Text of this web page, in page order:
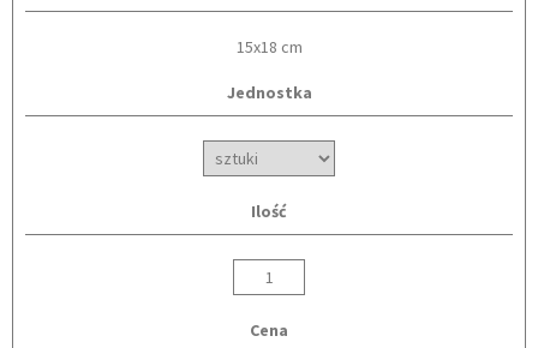
15x18 cm
Jednostka
Ilość
Cena